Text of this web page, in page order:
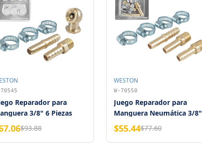
70545
Reparador para
3/8" 6 Piezas
$93.88
WESTON
W-70550
Juego Reparador para
Manguera Neumática 3/8"
7 Piezas Weston
$55.44$77.60